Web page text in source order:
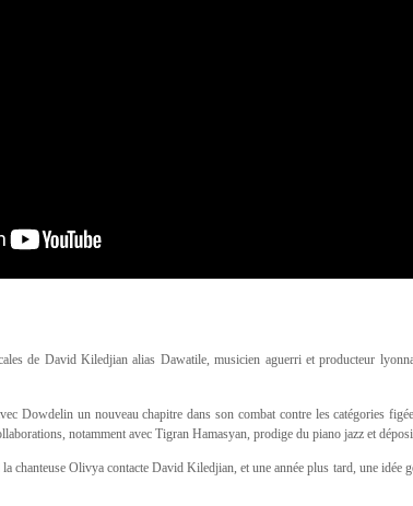
de David Kiledjian alias Dawatile, musicien aguerri et producteur
Dowdelin un nouveau chapitre dans son combat contre les catégories
notamment avec Tigran Hamasyan, prodige du piano jazz et
chanteuse Olivya contacte David Kiledjian, et une année plus tard, une idée